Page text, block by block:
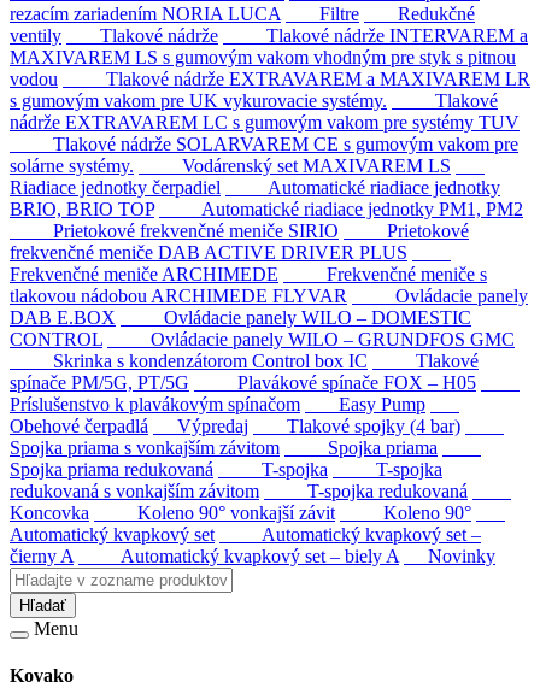
rezacím zariadením NORIA LUCA
Filtre
Redukčné
ventily
Tlakové nádrže
Tlakové nádrže INTERVAREM a
MAXIVAREM LS s gumovým vakom vhodným pre styk s pitnou
vodou
Tlakové nádrže EXTRAVAREM a MAXIVAREM LR
s gumovým vakom pre UK vykurovacie systémy.
Tlakové
nádrže EXTRAVAREM LC s gumovým vakom pre systémy TUV
Tlakové nádrže SOLARVAREM CE s gumovým vakom pre
solárne systémy.
Vodárenský set MAXIVAREM LS
Riadiace jednotky čerpadiel
Automatické riadiace jednotky
BRIO, BRIO TOP
Automatické riadiace jednotky PM1, PM2
Prietokové frekvenčné meniče SIRIO
Prietokové
frekvenčné meniče DAB ACTIVE DRIVER PLUS
Frekvenčné meniče ARCHIMEDE
Frekvenčné meniče s
tlakovou nádobou ARCHIMEDE FLYVAR
Ovládacie panely
DAB E.BOX
Ovládacie panely WILO – DOMESTIC
CONTROL
Ovládacie panely WILO – GRUNDFOS GMC
Skrinka s kondenzátorom Control box IC
Tlakové
spínače PM/5G, PT/5G
Plavákové spínače FOX – H05
Príslušenstvo k plavákovým spínačom
Easy Pump
Obehové čerpadlá
Výpredaj
Tlakové spojky (4 bar)
Spojka priama s vonkajším závitom
Spojka priama
Spojka priama redukovaná
T-spojka
T-spojka
redukovaná s vonkajším závitom
T-spojka redukovaná
Koncovka
Koleno 90° vonkajší závit
Koleno 90°
Automatický kvapkový set
Automatický kvapkový set –
čierny A
Automatický kvapkový set – biely A Novinky
Hľadať
Menu
Kovako